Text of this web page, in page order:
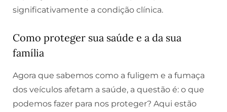
significativamente a condição clínica.
Como proteger sua saúde e a da sua
família
Agora que sabemos como a fuligem e a fumaça
dos veículos afetam a saúde, a questão é: o que
podemos fazer para nos proteger? Aqui estão